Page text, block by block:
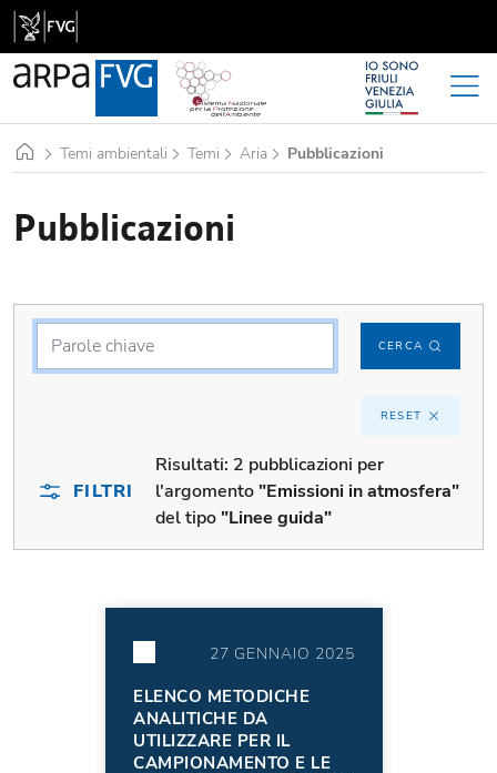
HomeTemi ambientali Temi Aria Pubblicazioni
Pubblicazioni
CERCA
RESET
FILTRI
Risultati: 2 pubblicazioni per
l'argomento"Emissioni in atmosfera"
del tipo"Linee guida"
27 GENNAIO 2025
ELENCO METODICHE
ANALITICHE DA
UTILIZZARE PER IL
CAMPIONAMENTO E LE